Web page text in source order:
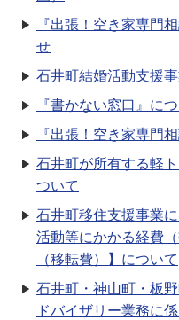
『出張！空き家専門
せ
石井町結婚活動支援
『書かない窓口』に
『出張！空き家専門
石井町が所有する軽
ついて
石井町移住支援事業
活動等にかかる経費
（移転費）】について
石井町・神山町・板
ドバイザリー業務に